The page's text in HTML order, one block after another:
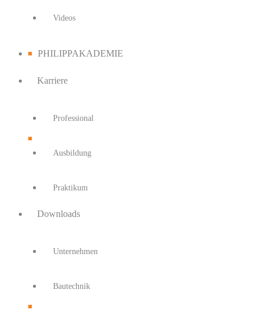
Videos
PHILIPPAKADEMIE
Karriere
Professional
Ausbildung
Praktikum
Downloads
Unternehmen
Bautechnik